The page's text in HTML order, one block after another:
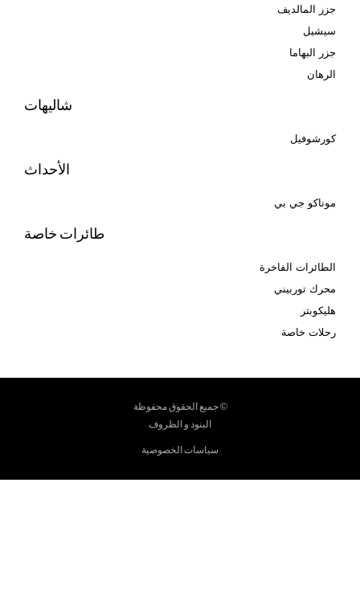
جزر المالديف
سيشيل
جزر البهاما
الرهان
شاليهات
كورشوفيل
الأحداث
موناكو جي بي
طائرات خاصة
الطائرات الفاخرة
محرك توربيني
هليكوبتر
رحلات خاصة
© جميع الحقوق محفوظة
البنود و الظروف
سياسات الخصوصية